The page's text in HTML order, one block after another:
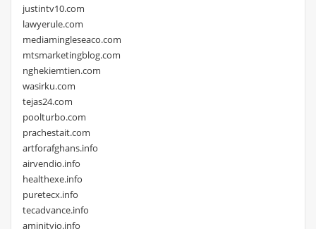
justintv10.com
lawyerule.com
mediamingleseaco.com
mtsmarketingblog.com
nghekiemtien.com
wasirku.com
tejas24.com
poolturbo.com
prachestait.com
artforafghans.info
airvendio.info
healthexe.info
puretecx.info
tecadvance.info
aminityio.info